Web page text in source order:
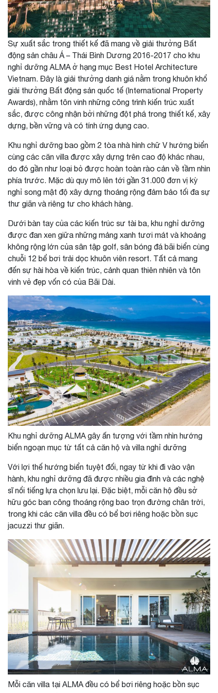
Sự xuất sắc trong thiết kế đã mang về giải thưởng Bất
động sản châu Á – Thái Bình Dương 2016-2017 cho khu
nghỉ dưỡng ALMA ở hạng mục Best Hotel Architecture
Vietnam. Đây là giải thưởng danh giá nằm trong khuôn khổ
giải thưởng Bất động sản quốc tế (International Property
Awards), nhằm tôn vinh những công trình kiến trúc xuất
sắc, được công nhận bởi những đột phá trong thiết kế, xây
dựng, bền vững và có tính ứng dụng cao.
Khu nghỉ dưỡng bao gồm 2 tòa nhà hình chữ V hướng biển
cùng các căn villa được xây dựng trên cao độ khác nhau,
do đó gần như loại bỏ được hoàn toàn rào cản về tầm nhìn
phía trước. Mặc dù quy mô lên tới gần 31.000 đơn vị kỳ
nghỉ song mật độ xây dựng thoáng rộng đảm bảo tối đa sự
thư giãn và riêng tư cho khách hàng.
Dưới bàn tay của các kiến trúc sư tài ba, khu nghỉ dưỡng
được đan xen giữa những mảng xanh tươi mát và khoảng
không rộng lớn của sân tập golf, sân bóng đá bãi biển cùng
chuỗi 12 bể bơi trải dọc khuôn viên resort. Tất cả mang
đến sự hài hòa về kiến trúc, cảnh quan thiên nhiên và tôn
vinh vẻ đẹp vốn có của Bãi Dài.
Khu nghỉ dưỡng ALMA gây ấn tượng với tầm nhìn hướng
biển ngoạn mục từ tất cả căn hộ và villa nghỉ dưỡng
Với lợi thế hướng biển tuyệt đối, ngay từ khi đi vào vận
hành, khu nghỉ dưỡng đã được nhiều gia đình và các nghệ
sĩ nổi tiếng lựa chọn lưu lại. Đặc biệt, mỗi căn hộ đều sở
hữu góc ban công thoáng rộng bao trọn đường chân trời,
trong khi các căn villa đều có bể bơi riêng hoặc bồn sục
jacuzzi thư giãn.
Mỗi căn villa tại ALMA đều có bể bơi riêng hoặc bồn sục